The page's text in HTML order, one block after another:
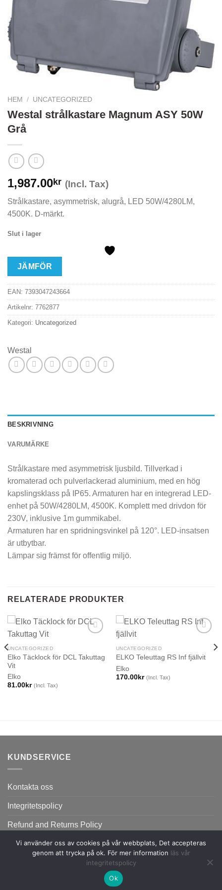
HEM / UNCATEGORIZED
Westal strålkastare Magnum ASY 50W
Grå
1,987.00kr (Incl. Tax)
Strålkastare, asymmetrisk, alugrå, LED 50W/4280LM,
4500K. D-märkt.
Slut i lager
JÄMFÖR
EAN: 7393047243664
Artikelnr: 7762877
Kategori: Uncategorized
Westal
BESKRIVNING
VARUMÄRKE
Strålkastare med asymmetrisk ljusbild. Tillverkad i
kromaterad och pulverlackerad aluminium, med en hög
kapslingsklass på IP65. Armaturen har en integrerad LED-
enhet på 50W/4280LM, 4500K. Komplett med drivdon för
230V, inklusive 1m gummikabel.
Armaturen har en spridningsvinkel på 120°. LED-insatsen
är utbytbar.
Lämpar sig främst för offentlig miljö.
RELATERADE PRODUKTER
UNCATEGORIZED
Elko Täcklock för DCL Takuttag
Vit
Elko
81.00kr (Incl. Tax)
UNCATEGORIZED
ELKO Teleuttag RS Inf fjällvit
Elko
170.00kr (Incl. Tax)
KUNDSERVICE
Kontakta oss
Integritetspolicy
Refund and Returns Policy
Copyright 2026 ©Flatsome Theme.
Vi använder oss av cookies på vår webbplats, Det accepteras
genom att trycka på ok. För mer information läs vår
integritetspolicy
Ok